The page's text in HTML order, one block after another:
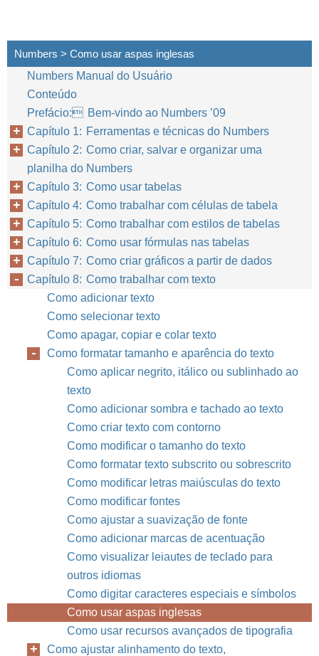
Numbers > Como usar aspas inglesas
Numbers Manual do Usuário
Conteúdo
Prefácio: Bem-vindo ao Numbers ’09
Capítulo 1: Ferramentas e técnicas do Numbers
Capítulo 2: Como criar, salvar e organizar uma
planilha do Numbers
Capítulo 3: Como usar tabelas
Capítulo 4: Como trabalhar com células de tabela
Capítulo 5: Como trabalhar com estilos de tabelas
Capítulo 6: Como usar fórmulas nas tabelas
Capítulo 7: Como criar gráficos a partir de dados
Capítulo 8: Como trabalhar com texto
Como adicionar texto
Como selecionar texto
Como apagar, copiar e colar texto
Como formatar tamanho e aparência do texto
Como aplicar negrito, itálico ou sublinhado ao
texto
Como adicionar sombra e tachado ao texto
Como criar texto com contorno
Como modificar o tamanho do texto
Como formatar texto subscrito ou sobrescrito
Como modificar letras maiúsculas do texto
Como modificar fontes
Como ajustar a suavização de fonte
Como adicionar marcas de acentuação
Como visualizar leiautes de teclado para
outros idiomas
Como digitar caracteres especiais e símbolos
Como usar aspas inglesas
Como usar recursos avançados de tipografia
Como ajustar alinhamento do texto,